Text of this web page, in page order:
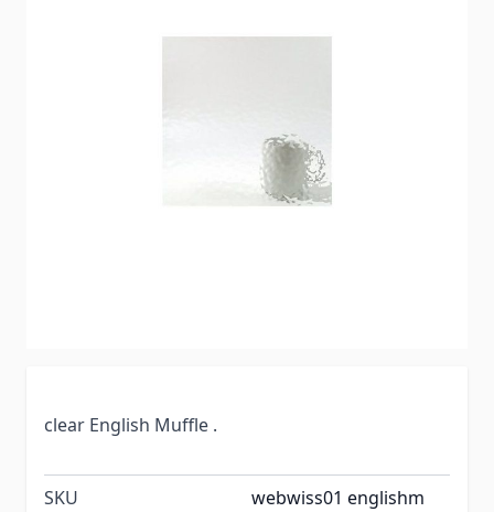
clear English Muffle .
SKU webwiss01 englishm